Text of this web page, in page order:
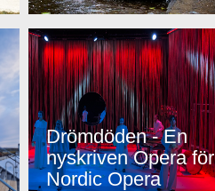
Drömdöden - En
nyskriven Opera för
Nordic Opera